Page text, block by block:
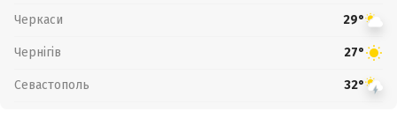
Черкаси 29°
Чернігів 27°
Севастополь 32°